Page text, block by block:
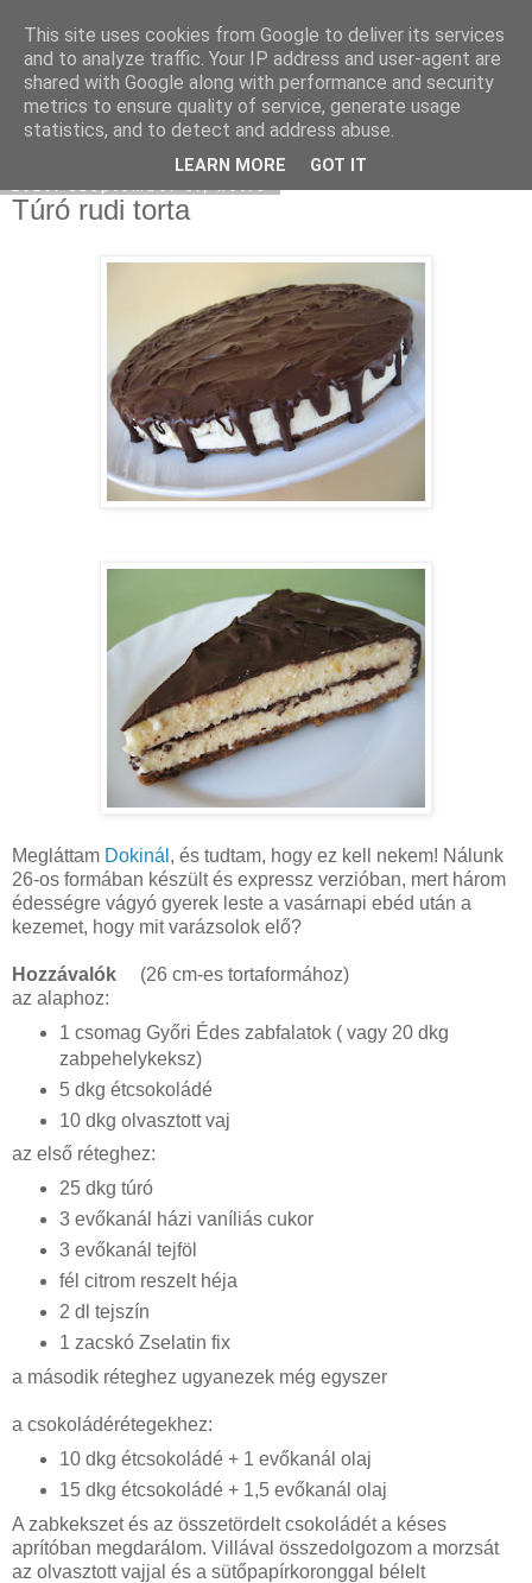
Moha Konyha
Túró rudi torta
Megláttam Dokinál , és tudtam, hogy ez kell nekem! Nálunk
26-os formában készült és expressz verzióban, mert három
édességre vágyó gyerek leste a vasárnapi ebéd után a
kezemet, hogy mit varázsolok elő?
Hozzávalók
(26 cm-es tortaformához)
az alaphoz:
1 csomag Győri Édes zabfalatok ( vagy 20 dkg
zabpehelykeksz)
5 dkg étcsokoládé
10 dkg olvasztott vaj
az első réteghez:
25 dkg túró
3 evőkanál házi vaníliás cukor
3 evőkanál tejföl
fél citrom reszelt héja
2 dl tejszín
1 zacskó Zselatin fix
a második réteghez ugyanezek még egyszer
a csokoládérétegekhez:
10 dkg étcsokoládé + 1 evőkanál olaj
15 dkg étcsokoládé + 1,5 evőkanál olaj
A zabkekszet és az összetördelt csokoládét a késes
aprítóban megdarálom. Villával összedolgozom a morzsát
az olvasztott vajjal és a sütőpapírkoronggal bélelt
This site uses cookies from Google to deliver its services
and to analyze traffic. Your IP address and user-agent are
shared with Google along with performance and security
metrics to ensure quality of service, generate usage
statistics, and to detect and address abuse.
LEARN MORE GOT IT